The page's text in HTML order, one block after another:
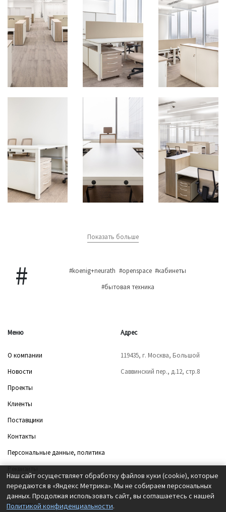
Показать больше
#koenig+neurath #openspace #кабинеты
#бытовая техника
Меню
О компании
Новости
Проекты
Клиенты
Поставщики
Контакты
Персональные данные, политика
Адрес
119435, г. Москва, Большой
Саввинский пер., д.12, стр.8
Контакты
Наш сайт осуществляет обработку файлов куки (cookie), которые
передаются в «Яндекс Метрика». Мы не собираем персональных
данных. Продолжая использовать сайт, вы соглашаетесь с нашей
Политикой конфиденциальности.